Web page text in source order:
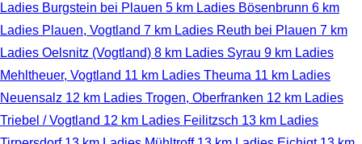
Ladies Burgstein bei Plauen 5 km Ladies Bösenbrunn 6 km
Ladies Plauen, Vogtland 7 km Ladies Reuth bei Plauen 7 km
Ladies Oelsnitz (Vogtland) 8 km Ladies Syrau 9 km Ladies
Mehltheuer, Vogtland 11 km Ladies Theuma 11 km Ladies
Neuensalz 12 km Ladies Trogen, Oberfranken 12 km Ladies
Triebel / Vogtland 12 km Ladies Feilitzsch 13 km Ladies